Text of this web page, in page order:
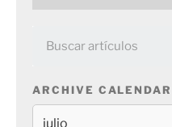
ARCHIVE CALENDAR